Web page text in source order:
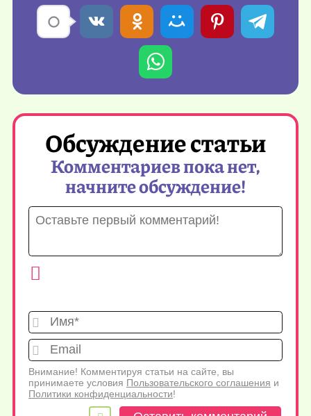
Обсуждение статьи
Комментариев пока нет,
начните обсуждение!
Имя*
Внимание! Комментируя статьи на сайте, вы
принимаете условия Пользовательского соглашения и
Политики конфиденциальности!